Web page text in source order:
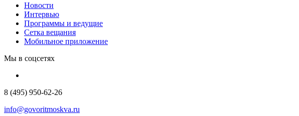
Новости
Интервью
Программы и ведущие
Сетка вещания
Мобильное приложение
Мы в соцсетях
8 (495) 950-62-26
info@govoritmoskva.ru